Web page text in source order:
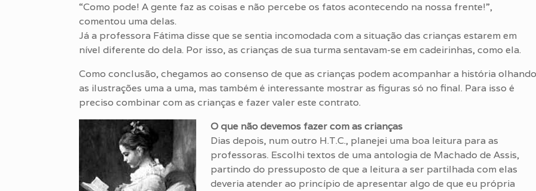
“Como pode! A gente faz as coisas e não percebe os fatos acontecendo na nossa frente!”,
comentou uma delas.
Já a professora Fátima disse que se sentia incomodada com a situação das crianças estarem em
nível diferente do dela. Por isso, as crianças de sua turma sentavam-se em cadeirinhas, como ela.
Como conclusão, chegamos ao consenso de que as crianças podem acompanhar a história olhando
as ilustrações uma a uma, mas também é interessante mostrar as figuras só no final. Para isso é
preciso combinar com as crianças e fazer valer este contrato.
O que não devemos fazer com as crianças
Dias depois, num outro H.T.C., planejei uma boa leitura para as
professoras. Escolhi textos de uma antologia de Machado de Assis,
partindo do pressuposto de que a leitura a ser partilhada com elas
deveria atender ao princípio de apresentar algo de que eu própria